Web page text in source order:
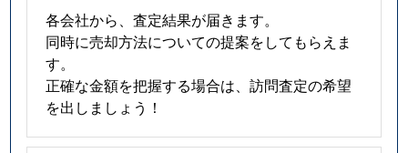
各会社から、査定結果が届きます。
同時に売却方法についての提案をしてもらえま
す。
正確な金額を把握する場合は、訪問査定の希望
を出しましょう！